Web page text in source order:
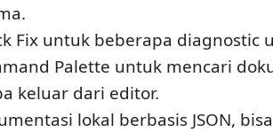
Fix untuk beberapa diagnostic
Palette untuk mencari
keluar dari editor.
lokal berbasis JSON,